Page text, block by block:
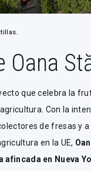
Oana
que celebra la
Con la
de fresas y
en la UE,
afincada en Nueva